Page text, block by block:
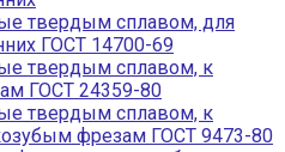
твердым сплавом, для
ГОСТ 14700-69
твердым сплавом, к
ГОСТ 24359-80
твердым сплавом, к
фрезам ГОСТ 9473-80